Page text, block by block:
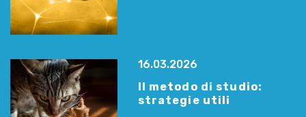
16.03.2026
Il metodo di studio:
strategie utili